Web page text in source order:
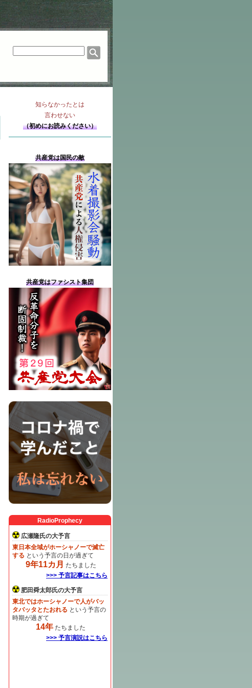
知らなかったとは
言わせない
（初めにお読みください）
共産党は国民の敵
共産党はファシスト集団